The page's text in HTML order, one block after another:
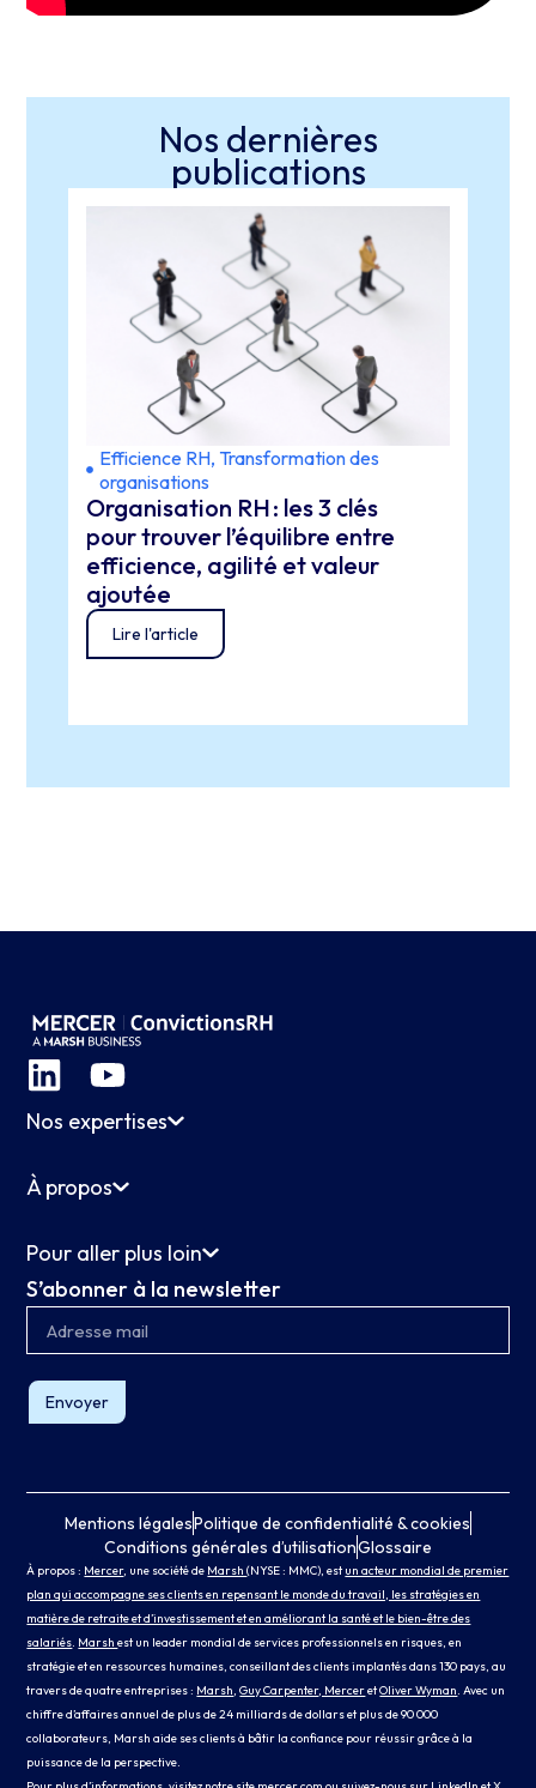
Nos dernières
publications
Efficience RH, Transformation des
organisations
Organisation RH : les 3 clés
pour trouver l’équilibre entre
efficience, agilité et valeur
ajoutée
Lire l'article
Nos expertises
À propos
Pour aller plus loin
S’abonner à la newsletter
Envoyer
Mentions légalesPolitique de confidentialité & cookies
Conditions générales d’utilisationGlossaire
À propos : Mercer, une société de Marsh(NYSE : MMC), estun acteur mondial de premier
plan qui accompagne ses clients en repensant le monde du travail, les stratégies en
matière de retraite et d’investissement et en améliorant la santé et le bien-être des
salariés. Marshest un leader mondial de services professionnels en risques, en
stratégie et en ressources humaines, conseillant des clients implantés dans 130 pays, au
travers de quatre entreprises : Marsh,Guy Carpenter, MerceretOliver Wyman. Avec un
chiffre d’affaires annuel de plus de 24 milliards de dollars et plus de 90 000
collaborateurs, Marsh aide ses clients à bâtir la confiance pour réussir grâce à la
puissance de la perspective.